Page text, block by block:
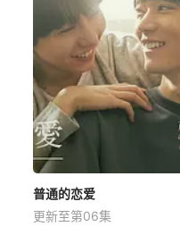
普通的恋爱
更新至第06集